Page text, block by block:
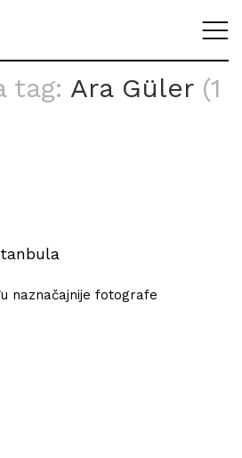
tag: Ara Güler (1
naznačajnije fotografe